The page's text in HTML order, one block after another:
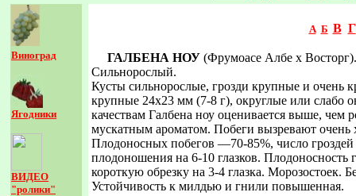
Виноград
Ягодники
ВИДЕО
"ролики"
А Б В Г
ГАЛБЕНА НОУ (Фрумоасе Албе х
Сильнорослый.
Кусты сильнорослые, грозди крупные и
крупные 24x23 мм (7-8 г), округлые или слабо
качествам Галбена ноу оценивается выше, чем
мускатным ароматом. Побеги вызревают
Плодоносных побегов —70-85%, число
плодоношения на 6-10 глазков. Плодоносность
короткую обрезку на 3-4 глазка. Морозостоек.
Устойчивость к милдью и гнили повышенная.